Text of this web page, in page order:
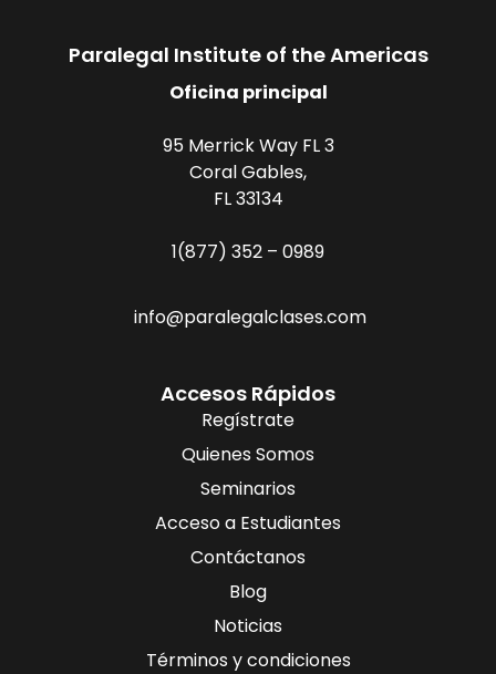
Paralegal Institute of the Americas
Oficina principal
95 Merrick Way FL 3
Coral Gables,
FL 33134
1(877) 352 – 0989
info@paralegalclases.com
Accesos Rápidos
Regístrate
Quienes Somos
Seminarios
Acceso a Estudiantes
Contáctanos
Blog
Noticias
Términos y condiciones